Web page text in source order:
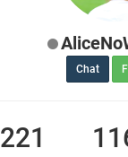
Chat
221